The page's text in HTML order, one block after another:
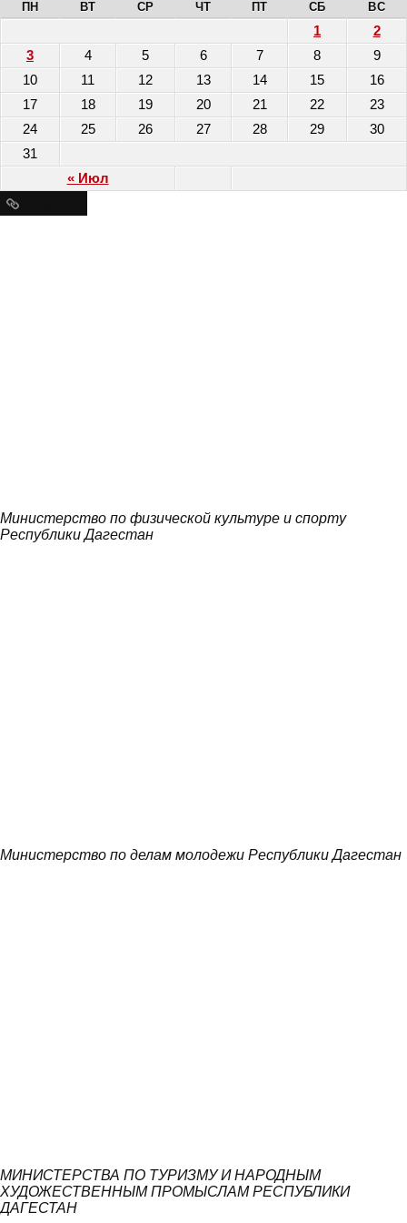
ПН ВТ СР ЧТ ПТ СБ ВС
« Июл
1
2
3
4 5 6 7 8
9
10
11 12 13 14 15
16
17
18 19 20 21 22
23
24
25 26 27 28 29
30
31
Министерство по физической культуре и спорту
Республики Дагестан
Министерство по делам молодежи Республики Дагестан
МИНИСТЕРСТВА ПО ТУРИЗМУ И НАРОДНЫМ
ХУДОЖЕСТВЕННЫМ ПРОМЫСЛАМ РЕСПУБЛИКИ
ДАГЕСТАН